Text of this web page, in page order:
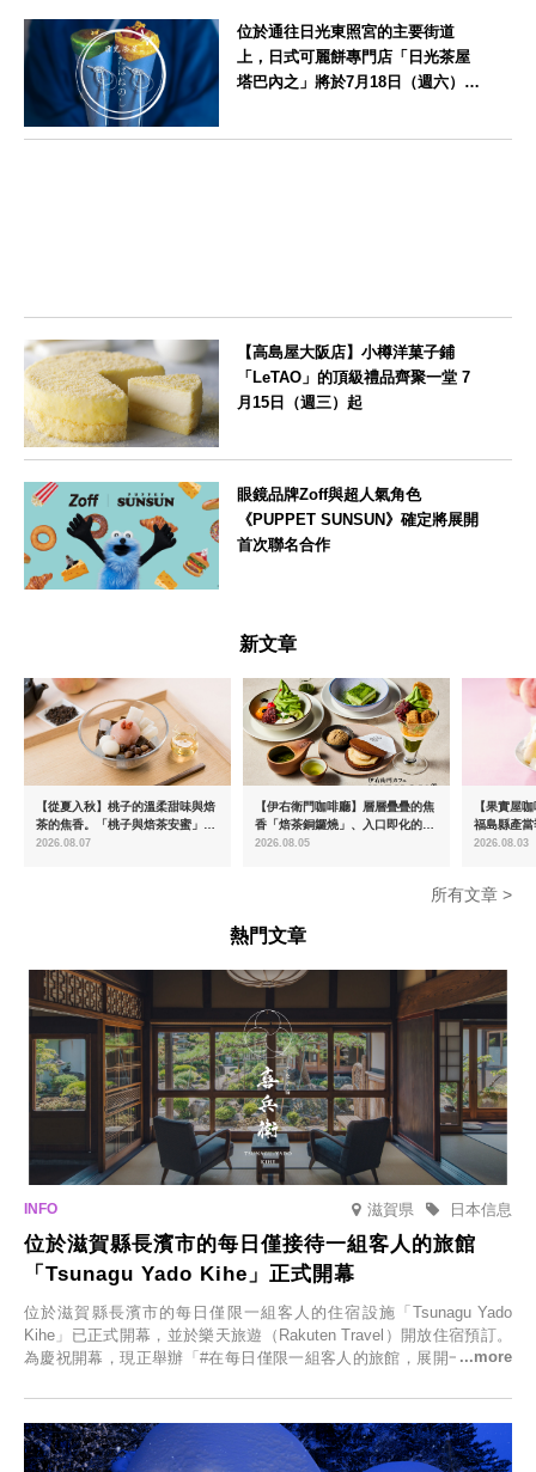
位於通往日光東照宮的主要街道
上，日式可麗餅專門店「日光茶屋
塔巴內之」將於7月18日（週六）開
【高島屋大阪店】小樽洋菓子鋪
「LeTAO」的頂級禮品齊聚一堂 7
月15日（週三）起
眼鏡品牌Zoff與超人氣角色
《PUPPET SUNSUN》確定將展開
首次聯名合作
新文章
【從夏入秋】桃子的溫柔甜味與焙
茶的焦香。「桃子與焙茶安蜜」將
於8月中旬起限時販售
2026.08.07
【伊右衛門咖啡廳】層層疊疊的焦
香「焙茶銅鑼燒」、入口即化的
「宇治抹茶提拉米蘇」全新登場
2026.08.05
【果實屋
福島縣產
2026.08.03
所有文章 >
熱門文章
滋賀県 日本信息
位於滋賀縣長濱市的每日僅接待一組客人的旅館
「Tsunagu Yado Kihe」正式開幕
位於滋賀縣長濱市的每日僅限一組客人的住宿設施「Tsunagu Yado
Kihe」已正式開幕，並於樂天旅遊（Rakuten Travel）開放住宿預訂。
為慶祝開幕，現正舉辦「#在每日僅限一組客人的旅館，展開一生一次
人的旅館，您才能在此與重要的人共度獨一無二的特別時光。